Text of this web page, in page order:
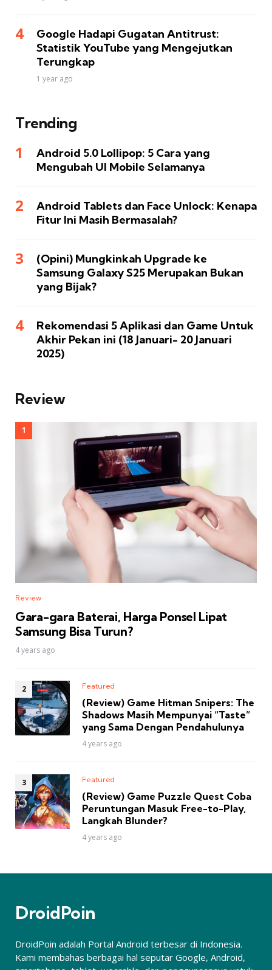
Google Hadapi Gugatan Antitrust:
Statistik YouTube yang Mengejutkan
Terungkap
1 year ago
Trending
Android 5.0 Lollipop: 5 Cara yang
Mengubah UI Mobile Selamanya
Android Tablets dan Face Unlock: Kenapa
Fitur Ini Masih Bermasalah?
(Opini) Mungkinkah Upgrade ke
Samsung Galaxy S25 Merupakan Bukan
yang Bijak?
Rekomendasi 5 Aplikasi dan Game Untuk
Akhir Pekan ini (18 Januari- 20 Januari
2025)
Review
Review
Gara-gara Baterai, Harga Ponsel Lipat
Samsung Bisa Turun?
4 years ago
Featured
(Review) Game Hitman Snipers: The
Shadows Masih Mempunyai “Taste”
yang Sama Dengan Pendahulunya
4 years ago
Featured
(Review) Game Puzzle Quest Coba
Peruntungan Masuk Free-to-Play,
Langkah Blunder?
4 years ago
DroidPoin
DroidPoin adalah Portal Android terbesar di Indonesia.
Kami membahas berbagai hal seputar Google, Android,